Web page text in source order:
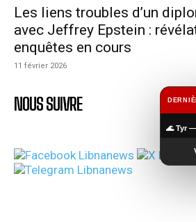
Les liens troubles d’un
avec Jeffrey Epstein :
enquêtes en cours
11 février 2026
NOUS SUIVRE
🌊 Tyr